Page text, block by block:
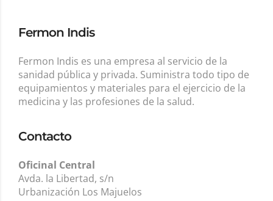
Fermon Indis
Fermon Indis es una empresa al servicio de la
sanidad pública y privada. Suministra todo tipo de
equipamientos y materiales para el ejercicio de la
medicina y las profesiones de la salud.
Contacto
Oficinal Central
Avda. la Libertad, s/n
Urbanización Los Majuelos